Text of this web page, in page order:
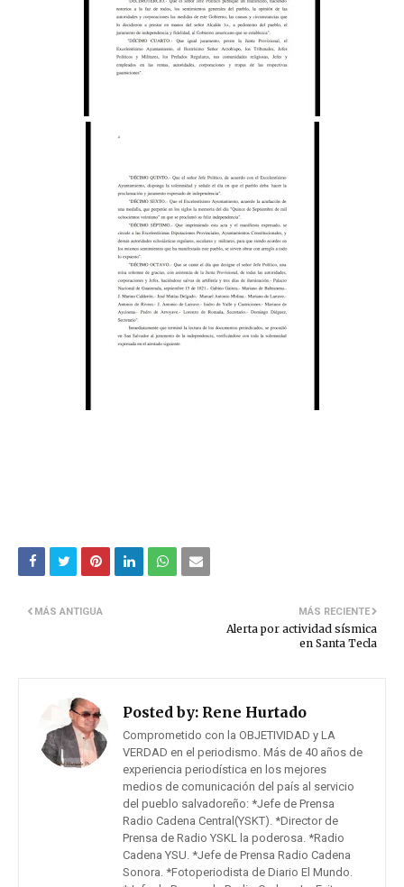
MÁS RECIENTE
Alerta por actividad sísmica
en Santa Tecla
MÁS ANTIGUA
Posted by: Rene Hurtado
Comprometido con la OBJETIVIDAD y LA
VERDAD en el periodismo. Más de 40 años de
experiencia periodística en los mejores
medios de comunicación del país al servicio
del pueblo salvadoreño: *Jefe de Prensa
Radio Cadena Central(YSKT). *Director de
Prensa de Radio YSKL la poderosa. *Radio
Cadena YSU. *Jefe de Prensa Radio Cadena
Sonora. *Fotoperiodista de Diario El Mundo.